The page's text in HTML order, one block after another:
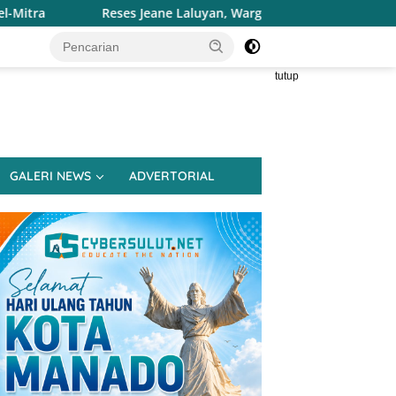
Jeane Laluyan, Warga Keluhkan Sulitnya Ekonomi dan Akses
tutup
GALERI NEWS ADVERTORIAL
Ungkap
Polimdo Kembali Jadi Mitra